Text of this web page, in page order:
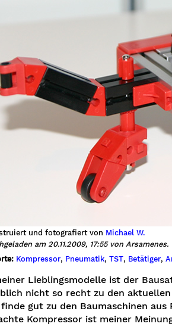
und fotografiert von Michael W.
am 20.11.2009, 17:55 von Arsamenes.
Kompressor, Pneumatik, TST, Betätiger,
Lieblingsmodelle ist der
nicht so recht zu den
gut zu den Baumaschinen
Kompressor ist meiner